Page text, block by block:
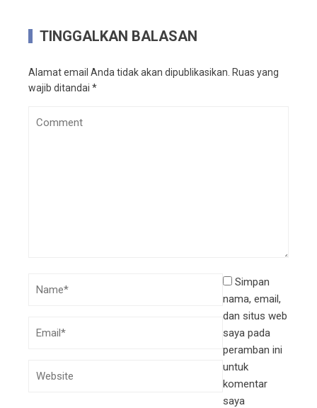
TINGGALKAN BALASAN
Alamat email Anda tidak akan dipublikasikan. Ruas yang
wajib ditandai *
Simpan
nama, email,
dan situs web
saya pada
peramban ini
untuk
komentar
saya